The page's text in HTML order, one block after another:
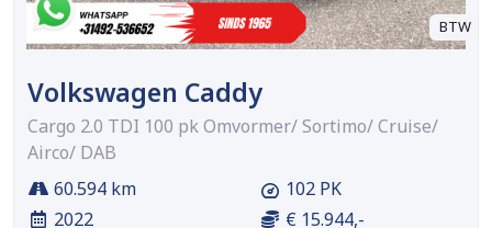
BTW
Volkswagen Caddy
Cargo 2.0 TDI 100 pk Omvormer/ Sortimo/ Cruise/
Airco/ DAB
60.594 km
2022
102 PK
€ 15.944,-